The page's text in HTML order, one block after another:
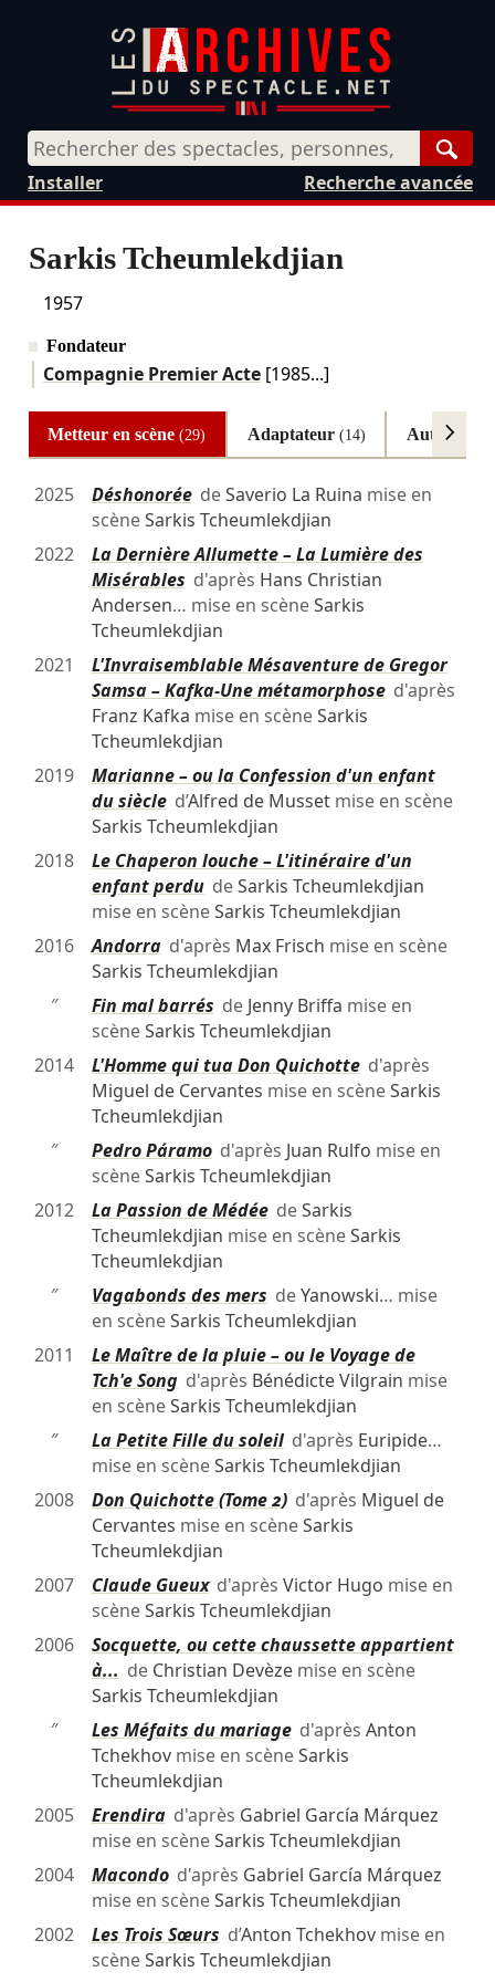
Recherche avancée
Installer
Sarkis Tcheumlekdjian
1957
Fondateur
Compagnie Premier Acte[1985...]
Metteur en scène(29) Adaptateur (14) Auteur
2025 DéshonoréedeSaverio La Ruina mise en
scèneSarkis Tcheumlekdjian
2022
La Dernière Allumette – La Lumière des
Misérables d'après Hans Christian
Andersen… mise en scèneSarkis
Tcheumlekdjian
2021
L'Invraisemblable Mésaventure de Gregor
Samsa – Kafka-Une métamorphosed'après
Franz Kafka mise en scèneSarkis
Tcheumlekdjian
2019
Marianne – ou la Confession d'un enfant
du siècled’Alfred de Mussetmise en scène
Sarkis Tcheumlekdjian
2018
Le Chaperon louche – L'itinéraire d'un
enfant perdudeSarkis Tcheumlekdjian
mise en scèneSarkis Tcheumlekdjian
2016
Andorrad'après Max Frisch mise en scène
Sarkis Tcheumlekdjian
″
Fin mal barrés de Jenny Briffa mise en
scèneSarkis Tcheumlekdjian
2014
L'Homme qui tua Don Quichotted'après
Miguel de Cervantes mise en scèneSarkis
Tcheumlekdjian
″
Pedro Páramod'après Juan Rulfo mise en
scèneSarkis Tcheumlekdjian
2012
La Passion de MédéedeSarkis
Tcheumlekdjian mise en scèneSarkis
Tcheumlekdjian
″
Vagabonds des mers deYanowski… mise
en scèneSarkis Tcheumlekdjian
2011
Le Maître de la pluie – ou le Voyage de
Tch'e Songd'après Bénédicte Vilgrain mise
en scèneSarkis Tcheumlekdjian
″
La Petite Fille du soleild'après Euripide…
mise en scèneSarkis Tcheumlekdjian
2008
Don Quichotte (Tome 2)d'après Miguel de
Cervantes mise en scèneSarkis
Tcheumlekdjian
2007
Claude Gueuxd'après Victor Hugo mise en
scèneSarkis Tcheumlekdjian
2006
Socquette, ou cette chaussette appartient
à... de Christian Devèzemise en scène
Sarkis Tcheumlekdjian
″
Les Méfaits du mariaged'après Anton
Tchekhovmise en scèneSarkis
Tcheumlekdjian
2005
Erendirad'après Gabriel García Márquez
mise en scèneSarkis Tcheumlekdjian
2004
Macondod'après Gabriel García Márquez
mise en scèneSarkis Tcheumlekdjian
2002
Les Trois Sœurs d’Anton Tchekhovmise en
scèneSarkis Tcheumlekdjian